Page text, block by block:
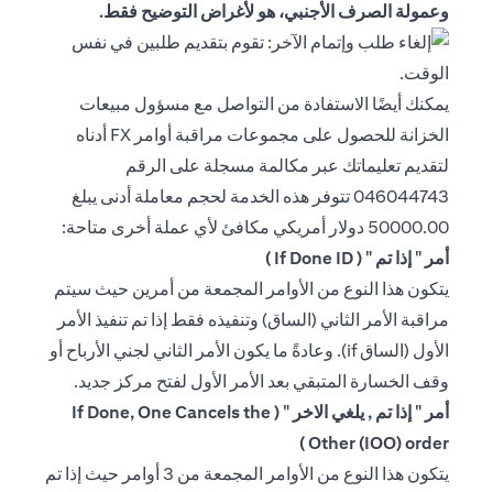
وعمولة الصرف الأجنبي، هو لأغراض التوضيح فقط.
يمكنك أيضًا الاستفادة من التواصل مع مسؤول مبيعات
الخزانة للحصول على مجموعات مراقبة أوامر FX أدناه
لتقديم تعليماتك عبر مكالمة مسجلة على الرقم
046044743 تتوفر هذه الخدمة لحجم معاملة أدنى يبلغ
50000.00 دولار أمريكي مكافئ لأي عملة أخرى متاحة:
أمر " إذا تم " ( If Done ID )
يتكون هذا النوع من الأوامر المجمعة من أمرين حيث سيتم
مراقبة الأمر الثاني (الساق) وتنفيذه فقط إذا تم تنفيذ الأمر
الأول (الساق if). وعادةً ما يكون الأمر الثاني لجني الأرباح أو
وقف الخسارة المتبقي بعد الأمر الأول لفتح مركز جديد.
أمر " إذا تم , يلغي الاخر " ( If Done, One Cancels the
Other (IOO) order )
يتكون هذا النوع من الأوامر المجمعة من 3 أوامر حيث إذا تم